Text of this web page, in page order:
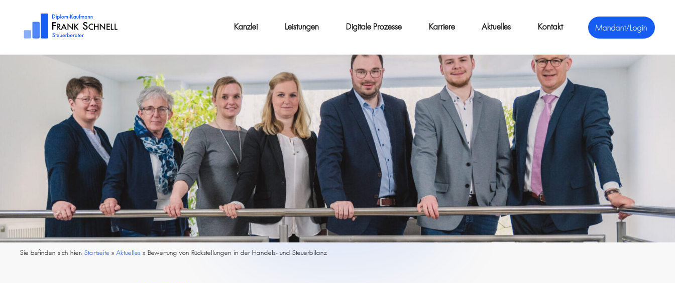
Mandant/Login
Kanzlei Leistungen Digitale Prozesse Karriere Aktuelles Kontakt
Sie befinden sich hier:Startseite »Aktuelles »Bewertung von Rückstellungen in der Handels- und Steuerbilanz